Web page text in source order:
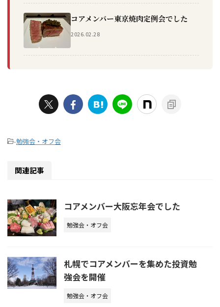
コアメンバー東京焼肉定例会でした
2026.02.28
-勉強会・オフ会
関連記事
コアメンバー大阪忘年会でした
勉強会・オフ会
札幌でコアメンバーを集めた投資勉
強会を開催
勉強会・オフ会